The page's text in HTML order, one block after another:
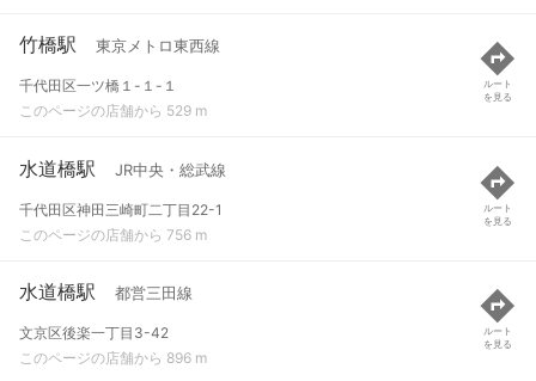
竹橋駅 東京メトロ東西線
千代田区一ツ橋１-１-１
このページの店舗から 529 m
ルート
を見る
水道橋駅 JR中央・総武線
千代田区神田三崎町二丁目22-1
このページの店舗から 756 m
ルート
を見る
水道橋駅 都営三田線
文京区後楽一丁目3-42
このページの店舗から 896 m
ルート
を見る